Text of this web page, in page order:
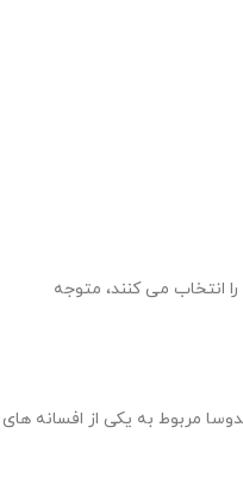
انتخاب می کنند، متوجه
مربوط به یکی از افسانه های